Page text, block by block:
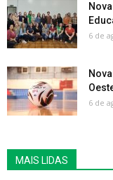
6 de
6 de
MAIS LIDAS